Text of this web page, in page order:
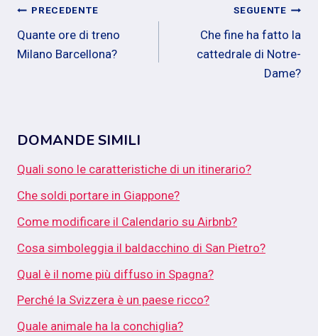
Navigazione
articoli
PRECEDENTE
Quante ore di treno
Milano Barcellona?
SEGUENTE
Che fine ha fatto la
cattedrale di Notre-
Dame?
DOMANDE SIMILI
Quali sono le caratteristiche di un itinerario?
Che soldi portare in Giappone?
Come modificare il Calendario su Airbnb?
Cosa simboleggia il baldacchino di San Pietro?
Qual è il nome più diffuso in Spagna?
Perché la Svizzera è un paese ricco?
Quale animale ha la conchiglia?